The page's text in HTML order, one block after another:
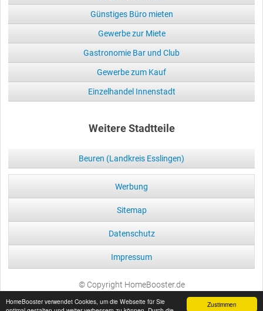
Zustimmen
HomeBooster verwendet Cookies, um die Webseite für Sie
Günstiges Büro mieten
Gewerbe zur Miete
Gastronomie Bar und Club
Gewerbe zum Kauf
Einzelhandel Innenstadt
Weitere Stadtteile
Beuren (Landkreis Esslingen)
Werbung
Sitemap
Datenschutz
Impressum
© Copyright HomeBooster.de